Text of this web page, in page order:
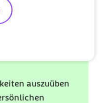
auszuüben